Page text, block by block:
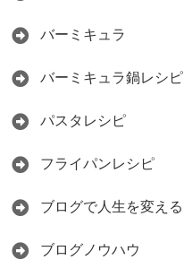
バーミキュラ
バーミキュラ鍋レシピ
パスタレシピ
フライパンレシピ
ブログで人生を変える
ブログノウハウ